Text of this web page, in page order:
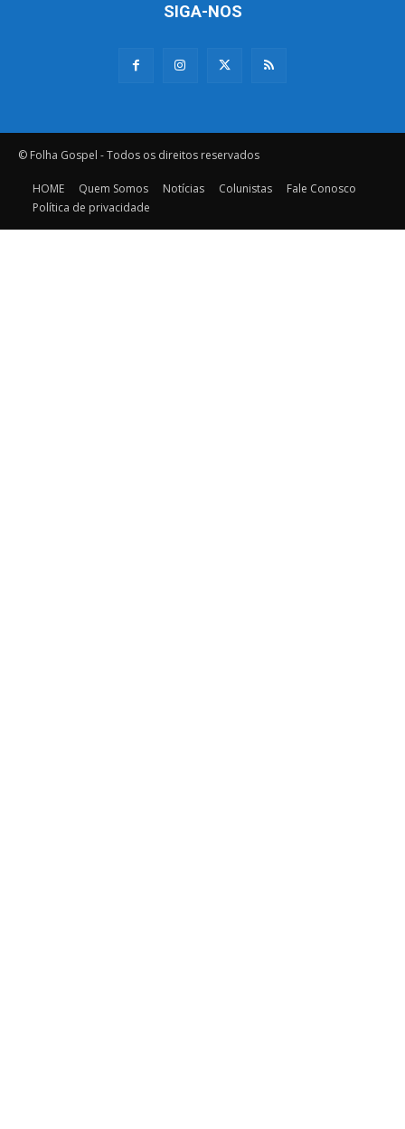
SIGA-NOS
© Folha Gospel - Todos os direitos reservados
HOME Quem Somos Notícias Colunistas
Fale Conosco
Política de privacidade